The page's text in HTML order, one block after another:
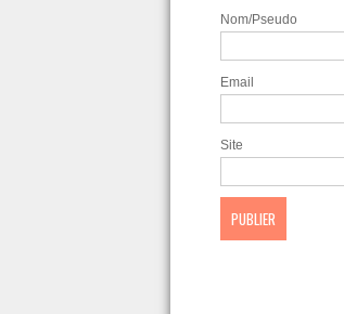
Nom/Pseudo
Email
Site